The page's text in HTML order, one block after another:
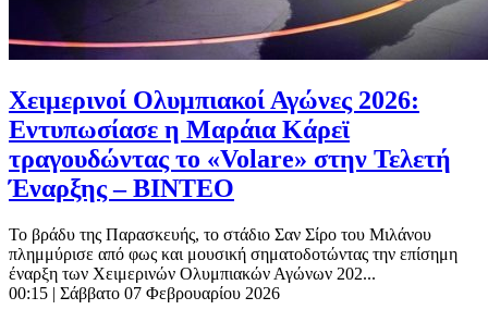
Χειμερινοί Ολυμπιακοί Αγώνες 2026:
Εντυπωσίασε η Μαράια Κάρεϊ
τραγουδώντας το «Volare» στην Τελετή
Έναρξης – ΒΙΝΤΕΟ
Το βράδυ της Παρασκευής, το στάδιο Σαν Σίρο του Μιλάνου
πλημμύρισε από φως και μουσική σηματοδοτώντας την επίσημη
έναρξη των Χειμερινών Ολυμπιακών Αγώνων 202...
00:15 | Σάββατο 07 Φεβρουαρίου 2026